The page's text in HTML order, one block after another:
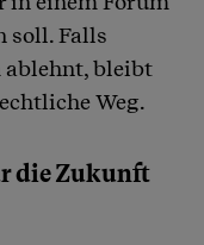
soll. Falls
ablehnt, bleibt
Weg.
die Zukunft